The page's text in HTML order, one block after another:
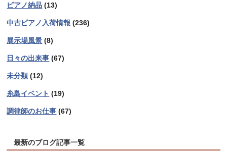
ピアノ納品 (13)
中古ピアノ入荷情報 (236)
展示場風景 (8)
日々の出来事 (67)
未分類 (12)
糸島イベント (19)
調律師のお仕事 (67)
最新のブログ記事一覧